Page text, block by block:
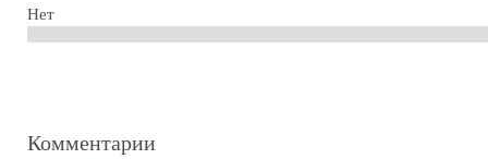
Нет
Комментарии